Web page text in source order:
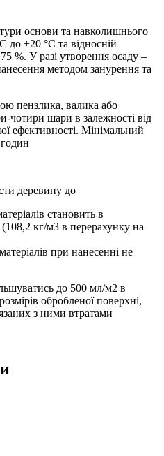
основи та навколишнього
до +20 °С та відносній
%. У разі утворення осаду –
методом занурення та
пензлика, валика або
чотири шари в залежності від
ефективності. Мінімальний
деревину до
становить в
кг/м3 в перерахунку на
при нанесенні не
до 500 мл/м2 в
обробленої поверхні,
з ними втратами